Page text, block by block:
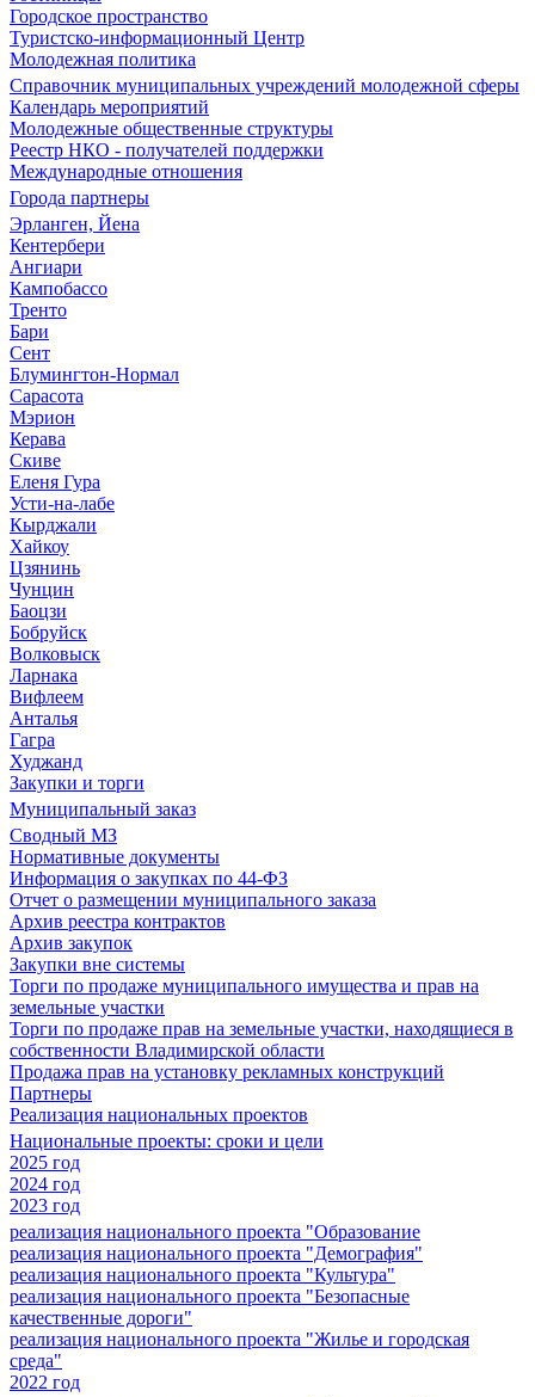
Городское пространство
Туристско-информационный Центр
Молодежная политика
Справочник муниципальных учреждений молодежной сферы
Календарь мероприятий
Молодежные общественные структуры
Реестр НКО - получателей поддержки
Международные отношения
Города партнеры
Эрланген, Йена
Кентербери
Ангиари
Кампобассо
Тренто
Бари
Сент
Блумингтон-Нормал
Сарасота
Мэрион
Керава
Скиве
Еленя Гура
Усти-на-лабе
Кырджали
Хайкоу
Цзянинь
Чунцин
Баоцзи
Бобруйск
Волковыск
Ларнака
Вифлеем
Анталья
Гагра
Худжанд
Закупки и торги
Муниципальный заказ
Сводный МЗ
Нормативные документы
Информация о закупках по 44-ФЗ
Отчет о размещении муниципального заказа
Архив реестра контрактов
Архив закупок
Закупки вне системы
Торги по продаже муниципального имущества и прав на
земельные участки
Торги по продаже прав на земельные участки, находящиеся в
собственности Владимирской области
Продажа прав на установку рекламных конструкций
Партнеры
Реализация национальных проектов
Национальные проекты: сроки и цели
2025 год
2024 год
2023 год
реализация национального проекта "Образование
реализация национального проекта "Демография"
реализация национального проекта "Культура"
реализация национального проекта "Безопасные
качественные дороги"
реализация национального проекта "Жилье и городская
среда"
2022 год